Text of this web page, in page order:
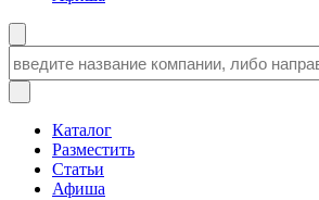
Каталог
Разместить
Статьи
Афиша